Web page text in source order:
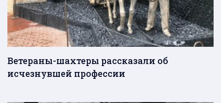
Ветераны-шахтеры рассказали об
исчезнувшей профессии